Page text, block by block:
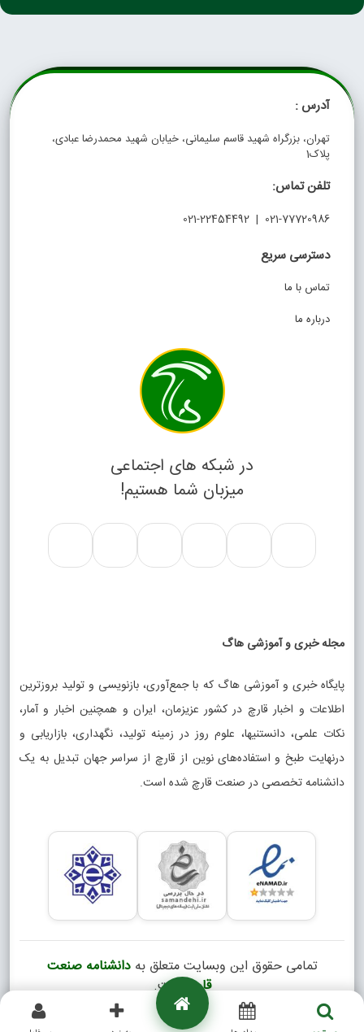
آدرس :
تهران، بزرگراه شهید قاسم سلیمانی، خیابان شهید محمدرضا عبادی،
پلاک1
تلفن تماس:
021-77720986 | 021-22454492
دسترسی سریع
تماس با ما
درباره ما
در شبکه های اجتماعی
میزبان شما هستیم!
مجله خبری و آموزشی هاگ
پایگاه خبری و آموزشی هاگ که با جمع‌آوری، بازنویسی و تولید بروزترین
اطلاعات و اخبار قارچ در کشور عزیزمان، ایران و همچنین اخبار و آمار،
نکات علمی، دانستنیها، علوم روز در زمینه تولید، نگهداری، بازاریابی و
درنهایت طبخ و استفاده‌های نوین از قارچ از سراسر جهان تبدیل به یک
دانشنامه تخصصی در صنعت قارچ شده است.
تمامی حقوق این وبسایت متعلق بهدانشنامه صنعت
قارچ است.
Copyright © 2026